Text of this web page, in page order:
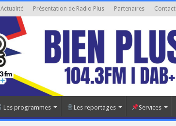
Actualité Présentation de Radio Plus Partenaires Contact
Les programmes Les reportages Services